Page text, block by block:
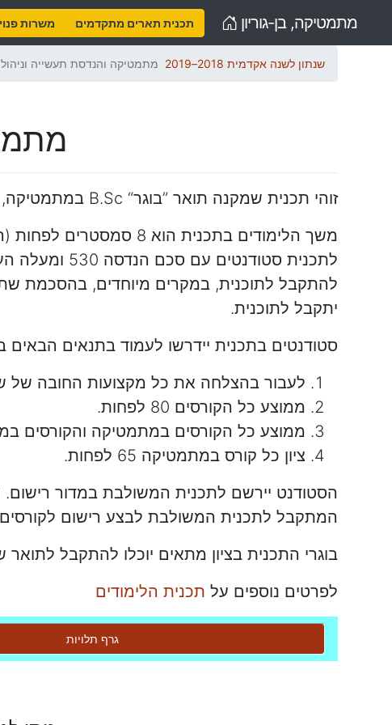
מתמטיקה, בן-גוריון Home משרות תכנית תארים מתקדמים
שנתון לשנה אקדמית 2018–2019 מתמטיקה והנדסת תעשייה וניהול
זוהי תכנית שמקנה תואר ”בוגר“ B.Sc במתמטיקה, ותואר ”מוסמך למדעים“ B.Sc (מהנדס) בהנדסת תעשייה וניהול.
לתכנית
להתקבל לתוכנית, במקרים מיוחדים, בהסכמת
יתקבל לתוכנית.
סטודנטים בתכנית יידרשו לעמוד בתנאים הבאים
לעבור בהצלחה את כל מקצועות החובה של
ממוצע כל הקורסים 80 לפחות.
ממוצע כל הקורסים במתמטיקה והקורסים במדעי
ציון כל קורס במתמטיקה 65 לפחות.
הסטודנט יירשם לתכנית המשולבת במדור
המתקבל לתכנית המשולבת לבצע רישום
בוגרי התכנית בציון מתאים יוכלו להתקבל
לפרטים נוספים על תכנית הלימודים
גרף תלויות